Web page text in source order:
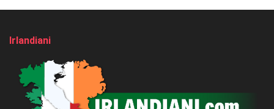
Irlandiani